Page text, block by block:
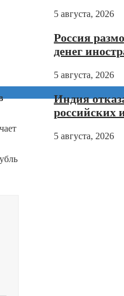
5 августа, 2026
Россия
денег
5 августа, 2026
Индия
российских
5 августа, 2026